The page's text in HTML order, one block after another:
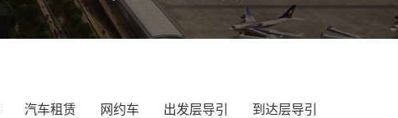
汽车租赁 网约车 出发层导引 到达层导引